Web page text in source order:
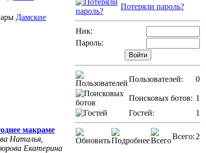
Дамские
макраме
Наталья,
Екатерина
Потеряли пароль?
Ник:
Пароль:
Пользователей: 0
Поисковых ботов: 1
Гостей:
1
Всего:2